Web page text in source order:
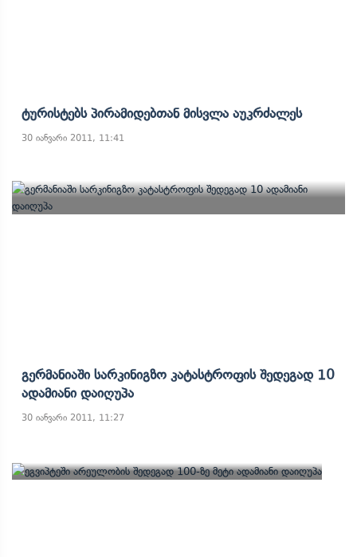
Ტურისტებს Პირამიდებთან Მისვლა Აუკრძალეს
30 იანვარი 2011, 11:41
Გერმანიაში Სარკინიგზო Კატასტროფის Შედეგად 10
Ადამიანი Დაიღუპა
30 იანვარი 2011, 11:27